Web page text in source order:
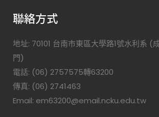
聯絡方式
地址: 70101 台南市東區大學路1號水利系 (
門)
電話: (06) 2757575轉63200
傳真: (06) 2741463
Email: em63200@email.ncku.edu.tw